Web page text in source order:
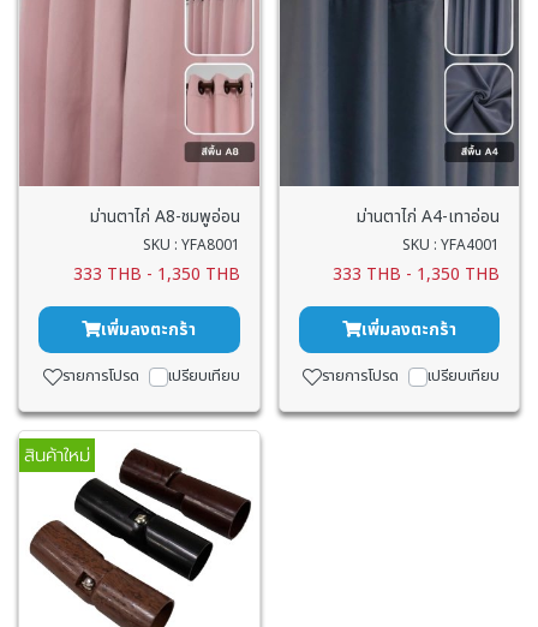
ม่านตาไก่ A8-ชมพูอ่อน
SKU : YFA8001
333 THB - 1,350 THB
เพิ่มลงตะกร้า
รายการโปรด เปรียบเทียบ
ม่านตาไก่ A4-เทาอ่อน
SKU : YFA4001
333 THB - 1,350 THB
เพิ่มลงตะกร้า
รายการโปรด เปรียบเทียบ
สินค้าใหม่